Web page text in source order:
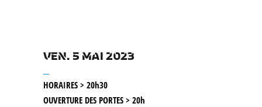
VEN. 5 MAI 2023
HORAIRES > 20h30
OUVERTURE DES PORTES > 20h